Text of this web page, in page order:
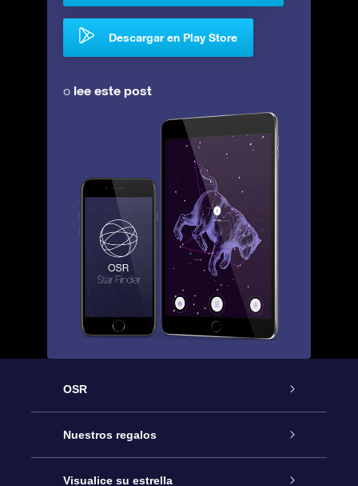
Descargar en Play Store
o lee este post
OSR
Atención
Contáctanos
Nuestros regalos
Regalo Estrella Online
Visualice su estrella